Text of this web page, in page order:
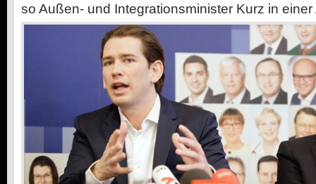
so Außen- und Integrationsminister Kurz in